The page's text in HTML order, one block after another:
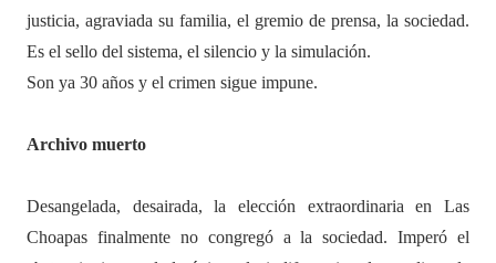
justicia, agraviada su familia, el gremio de prensa, la sociedad.
Es el sello del sistema, el silencio y la simulación.
Son ya 30 años y el crimen sigue impune.
Archivo muerto
Desangelada, desairada, la elección extraordinaria en Las
Choapas finalmente no congregó a la sociedad. Imperó el